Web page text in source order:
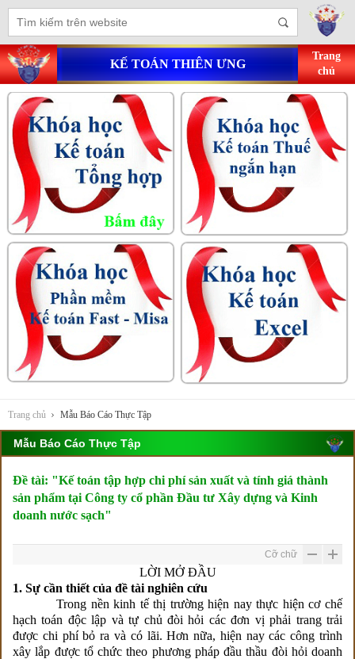
KẾ TOÁN THIÊN ƯNG
Trang
chủ
Trang chủ Mẫu Báo Cáo Thực Tập
Mẫu Báo Cáo Thực Tập
Đề tài: "Kế toán tập hợp chi phí sản xuất và tính giá thành
sản phẩm tại Công ty cổ phần Đầu tư Xây dựng và Kinh
doanh nước sạch"
Cỡ chữ
LỜI MỞ ĐẦU
1. Sự cần thiết của đề tài nghiên cứu
Trong nền kinh tế thị trường hiện nay thực hiện cơ chế
hạch toán độc lập và tự chủ đòi hỏi các đơn vị phải trang trải
được chi phí bỏ ra và có lãi. Hơn nữa, hiện nay các công trình
xây lắp được tổ chức theo phương pháp đầu thầu đòi hỏi doanh